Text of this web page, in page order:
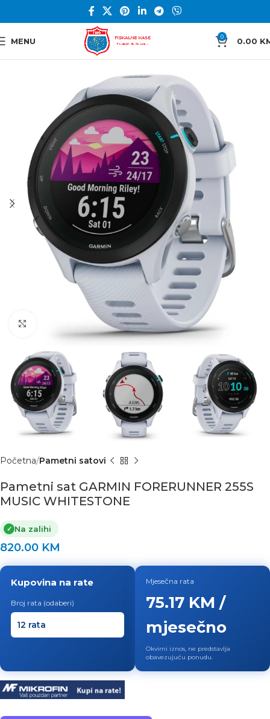
MENU 0 0.00
Početna Pametni satovi
Pametni sat GARMIN FORERUNNER 255S
MUSIC WHITESTONE
✓ Na zalihi
820.00 KM
Kupovina na rate
Broj rata (odaberi)
Mjesečna rata
75.17 KM /
mjesečno
Okvirni iznos, ne predstavlja
obavezujuću ponudu.